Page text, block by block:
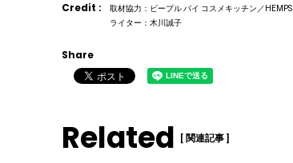
Credit :
取材協力：ビープル バイ コスメキッチン／HEMPS
ライター：木川誠子
Share
Related [ 関連記事 ]